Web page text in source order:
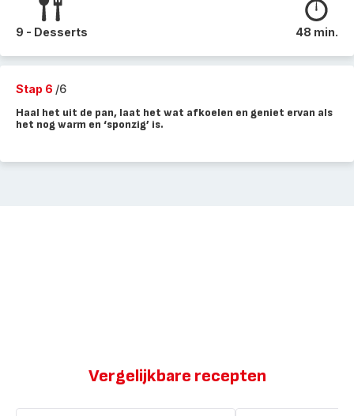
9 - Desserts 48 min.
Stap 6 /6
Haal het uit de pan, laat het wat afkoelen en geniet ervan als
het nog warm en ‘sponzig’ is.
Vergelijkbare recepten